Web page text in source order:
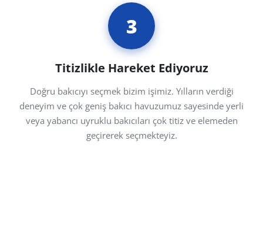
3
Titizlikle Hareket Ediyoruz
Doğru bakıcıyı seçmek bizim işimiz. Yılların verdiği
deneyim ve çok geniş bakıcı havuzumuz sayesinde yerli
veya yabancı uyruklu bakıcıları çok titiz ve elemeden
geçirerek seçmekteyiz.